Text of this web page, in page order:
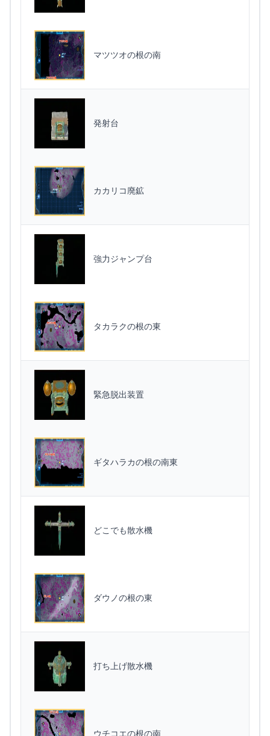
マツツオの根の南
発射台
カカリコ廃鉱
強力ジャンプ台
タカラクの根の東
緊急脱出装置
ギタハラカの根の南東
どこでも散水機
ダウノの根の東
打ち上げ散水機
ウチコエの根の南